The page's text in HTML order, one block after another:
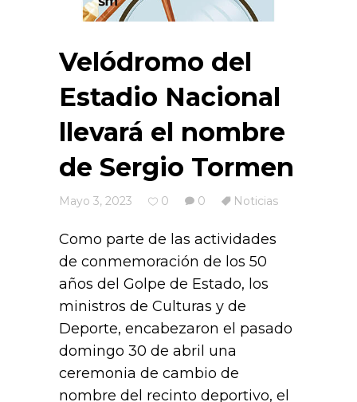
Velódromo del
Estadio Nacional
llevará el nombre
de Sergio Tormen
Mayo 3, 2023 0 0 Noticias
Como parte de las actividades
de conmemoración de los 50
años del Golpe de Estado, los
ministros de Culturas y de
Deporte, encabezaron el pasado
domingo 30 de abril una
ceremonia de cambio de
nombre del recinto deportivo, el